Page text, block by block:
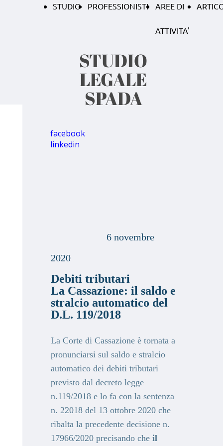
STUDIO PROFESSIONISTI AREE DI
ATTIVITA'
STUDIO
LEGALE
SPADA
facebook
linkedin
6 novembre
2020
Debiti tributari
La Cassazione: il saldo e
stralcio automatico del
D.L. 119/2018
La Corte di Cassazione è tornata a
pronunciarsi sul saldo e stralcio
automatico dei debiti tributari
previsto dal decreto legge
n.119/2018 e lo fa con la sentenza
n. 22018 del 13 ottobre 2020 che
ribalta la precedente decisione n.
17966/2020 precisando che il